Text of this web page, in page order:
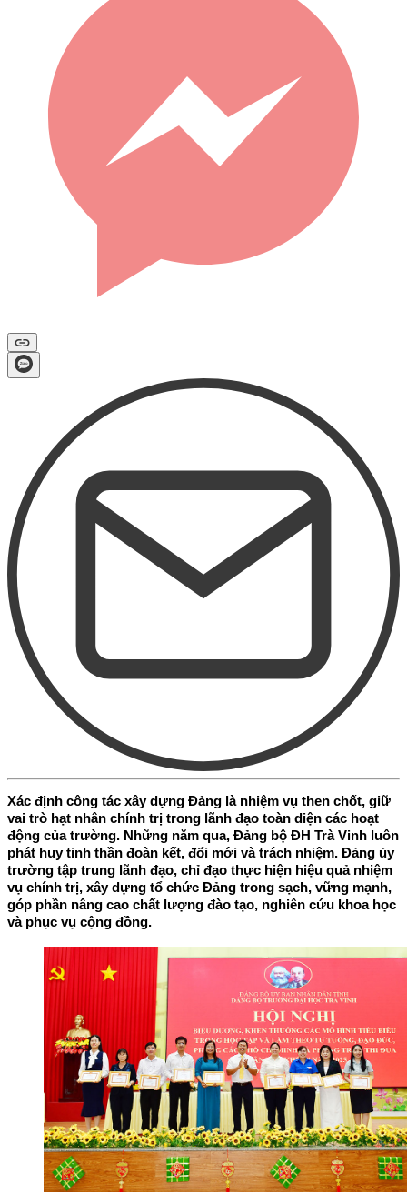
Xác định công tác xây dựng Đảng là nhiệm vụ then chốt, giữ
vai trò hạt nhân chính trị trong lãnh đạo toàn diện các hoạt
động của trường. Những năm qua, Đảng bộ ĐH Trà Vinh luôn
phát huy tinh thần đoàn kết, đổi mới và trách nhiệm. Đảng ủy
trường tập trung lãnh đạo, chỉ đạo thực hiện hiệu quả nhiệm
vụ chính trị, xây dựng tổ chức Đảng trong sạch, vững mạnh,
góp phần nâng cao chất lượng đào tạo, nghiên cứu khoa học
và phục vụ cộng đồng.